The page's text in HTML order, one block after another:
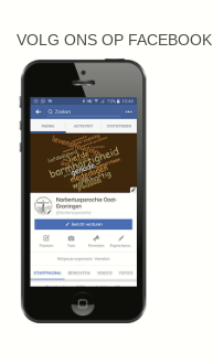
VOLG ONS OP FACEBOOK